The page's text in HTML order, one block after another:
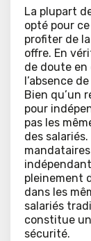
La plupart
opté pour
profiter de
offre. En
de doute
l’absence
Bien qu’un
pour
pas les
des
pleinement
dans les
salariés
constitue
sécurité.